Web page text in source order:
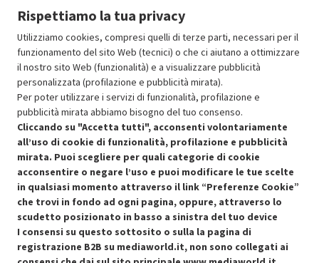
Ricondizionato 296.65
Aggiungi al carrello
Condizioni generali di vendita Recedere dal contratto qui
Rispettiamo la tua privacy
Utilizziamo cookies, compresi quelli di terze parti, necessari per il
funzionamento del sito Web (tecnici) o che ci aiutano a ottimizzare
il nostro sito Web (funzionalità) e a visualizzare pubblicità
personalizzata (profilazione e pubblicità mirata).
Per poter utilizzare i servizi di funzionalità, profilazione e
pubblicità mirata abbiamo bisogno del tuo consenso.
Cliccando su "Accetta tutti", acconsenti volontariamente
all’uso di cookie di funzionalità, profilazione e pubblicità
mirata. Puoi scegliere per quali categorie di cookie
acconsentire o negare l’uso e puoi modificare le tue scelte
in qualsiasi momento attraverso il link “Preferenze Cookie”
che trovi in fondo ad ogni pagina, oppure, attraverso lo
scudetto posizionato in basso a sinistra del tuo device
I consensi su questo sottosito o sulla la pagina di
registrazione B2B su mediaworld.it, non sono collegati ai